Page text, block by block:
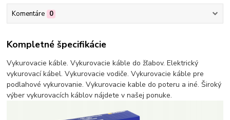
Komentáre 0
Kompletné špecifikácie
Vykurovacie káble. Vykurovacie káble do žľabov. Elektrický
vykurovací kábel. Vykurovacie vodiče. Vykurovacie káble pre
podlahové vykurovanie. Vykurovacie kable do poteru a iné. Široký
výber vykurovacích káblov nájdete v našej ponuke.